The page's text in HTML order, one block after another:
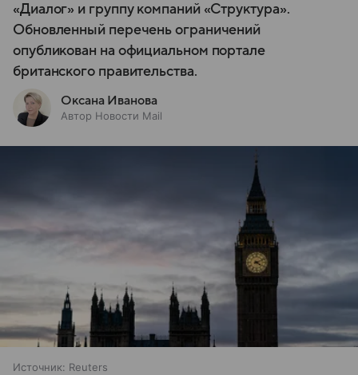
«Диалог» и группу компаний «Структура».
Обновленный перечень ограничений
опубликован на официальном портале
британского правительства.
Оксана Иванова
Автор Новости Mail
Источник: Reuters